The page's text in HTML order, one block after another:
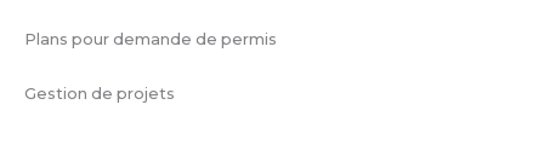
Plans pour demande de permis
Gestion de projets